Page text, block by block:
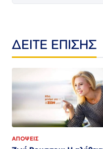
ΔΕΙΤΕ ΕΠΙΣΗΣ
ΑΠΟΨΕΙΣ